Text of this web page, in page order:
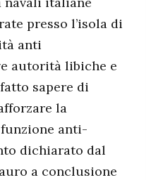
presso l’isola di
anti
autorità libiche e
sapere di
la
anti-
dichiarato dal
a conclusione